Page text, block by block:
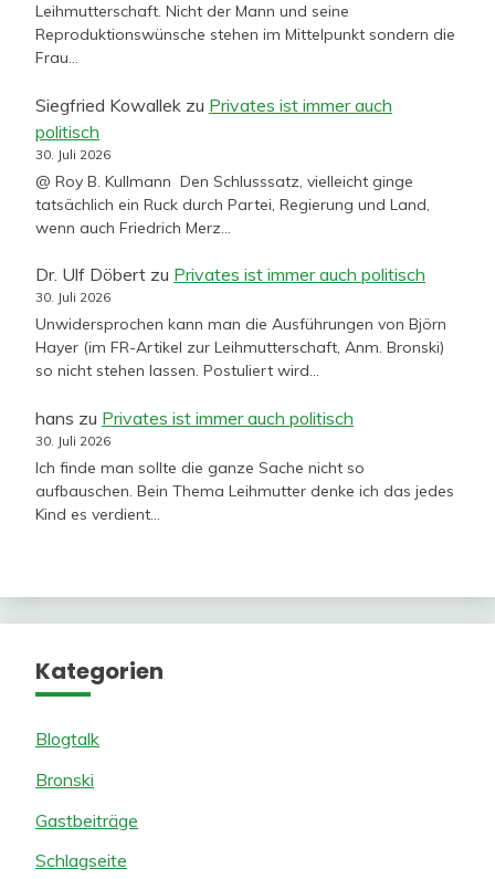
Leihmutterschaft. Nicht der Mann und seine
Reproduktionswünsche stehen im Mittelpunkt sondern die
Frau…
Siegfried Kowallek zu Privates ist immer auch
politisch
30. Juli 2026
@ Roy B. Kullmann Den Schlusssatz, vielleicht ginge
tatsächlich ein Ruck durch Partei, Regierung und Land,
wenn auch Friedrich Merz…
Dr. Ulf Döbert zu Privates ist immer auch politisch
30. Juli 2026
Unwidersprochen kann man die Ausführungen von Björn
Hayer (im FR-Artikel zur Leihmutterschaft, Anm. Bronski)
so nicht stehen lassen. Postuliert wird…
hans zu Privates ist immer auch politisch
30. Juli 2026
Ich finde man sollte die ganze Sache nicht so
aufbauschen. Bein Thema Leihmutter denke ich das jedes
Kind es verdient…
Kategorien
Blogtalk
Bronski
Gastbeiträge
Schlagseite